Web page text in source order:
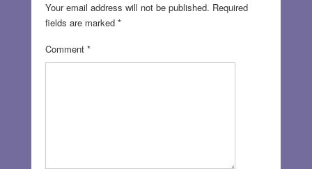
Your email address will not be published. Required
fields are marked *
Comment *